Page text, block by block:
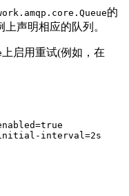
的
声明相应的队列。
上启用重试(例如，在
=true
interval=2s